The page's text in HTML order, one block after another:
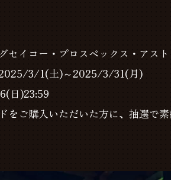
セイコー・プロスペックス・アス
2025/3/1(土)～2025/3/31(月)
日)23:59
をご購入いただいた方に、抽選で